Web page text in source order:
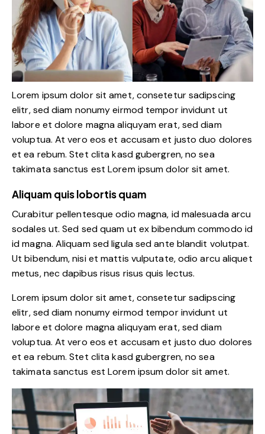
Lorem ipsum dolor sit amet, consetetur sadipscing
elitr, sed diam nonumy eirmod tempor invidunt ut
labore et dolore magna aliquyam erat, sed diam
voluptua. At vero eos et accusam et justo duo dolores
et ea rebum. Stet clita kasd gubergren, no sea
takimata sanctus est Lorem ipsum dolor sit amet.
Aliquam quis lobortis quam
Curabitur pellentesque odio magna, id malesuada arcu
sodales ut. Sed sed quam ut ex bibendum commodo id
id magna. Aliquam sed ligula sed ante blandit volutpat.
Ut bibendum, nisi et mattis vulputate, odio arcu aliquet
metus, nec dapibus risus risus quis lectus.
Lorem ipsum dolor sit amet, consetetur sadipscing
elitr, sed diam nonumy eirmod tempor invidunt ut
labore et dolore magna aliquyam erat, sed diam
voluptua. At vero eos et accusam et justo duo dolores
et ea rebum. Stet clita kasd gubergren, no sea
takimata sanctus est Lorem ipsum dolor sit amet.